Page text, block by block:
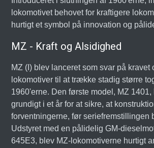
lokomotivet behovet for kraftigere
hurtigt et symbol på innovation og
MZ - Kraft og Alsidighed
MZ (I) blev lanceret som svar på kravet
lokomotiver til at trække stadig større
1960'erne. Den første model, MZ 1401,
grundigt i et år for at sikre, at
forventningerne, før seriefremstillingen
Udstyret med en pålidelig GM-
645E3, blev MZ-lokomotiverne hurtigt